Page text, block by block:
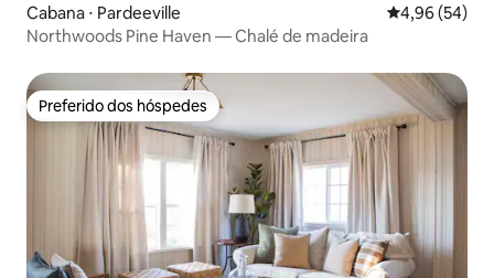
Cabana ⋅ Pardeeville 4,96 de uma
4,96 (54)
Northwoods Pine Haven — Chalé de madeira
Preferido dos hóspedes
Preferido dos hóspedes